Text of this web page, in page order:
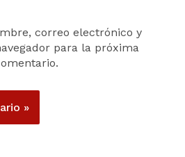
correo electrónico y
para la próxima